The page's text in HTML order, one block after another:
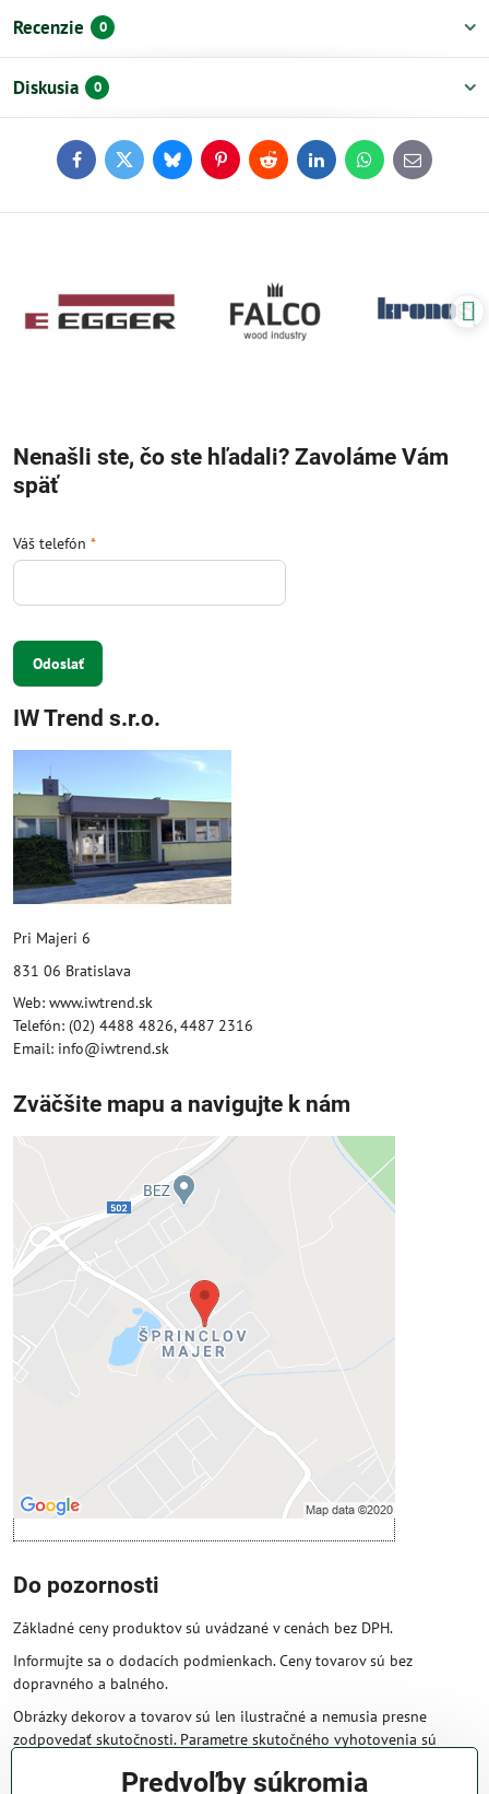
Recenzie 0
Diskusia 0
FacebookTwitterBlueskyPinterestReddit LinkedInWhatsApp
E-
mail
Nenašli ste, čo ste hľadali? Zavoláme Vám
späť
Váš telefón *
Odoslať
IW Trend s.r.o.
Pri Majeri 6
831 06 Bratislava
Web: www.iwtrend.sk
Telefón: (02) 4488 4826, 4487 2316
Email: info@iwtrend.sk
Zväčšite mapu a navigujte k nám
Externý obsah je blokovaný
Prajete si načítať externý obsah?
Povoliť tentokrát
Povoliť a zapamätať - súhlas s druhom
cookie: Funkčné
Otvoriť obsah v novom okne
Do pozornosti
Základné ceny produktov sú uvádzané v cenách bez DPH.
Informujte sa o dodacích podmienkach. Ceny tovarov sú bez
dopravného a balného.
Obrázky dekorov a tovarov sú len ilustračné a nemusia presne
zodpovedať skutočnosti. Parametre skutočného vyhotovenia sú
Predvoľby súkromia